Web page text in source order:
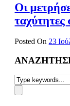
Οι
Posted On 23